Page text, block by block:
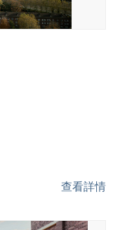
查看詳情